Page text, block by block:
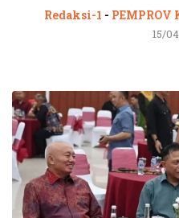
Redaksi-1 - PEMPROV
15/